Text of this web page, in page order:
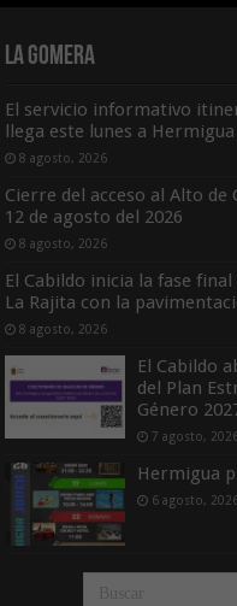
La Gomera
El servicio informativo
llega este lunes a Hermigua
8 agosto, 2026
Cierre del acceso al Alto
12 de agosto del 2026
8 agosto, 2026
El Cabildo inicia la fase
La Rajita con la
8 agosto, 2026
El Cabildo
del Plan
Género
7 agosto,
Hermigua
6 agosto,